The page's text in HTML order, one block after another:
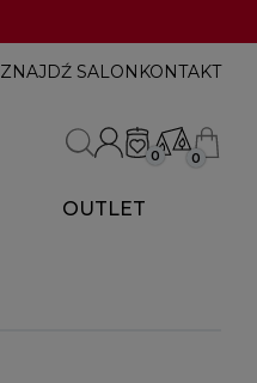
ZNAJDŹ SALON KONTAKT
0 0
OUTLET